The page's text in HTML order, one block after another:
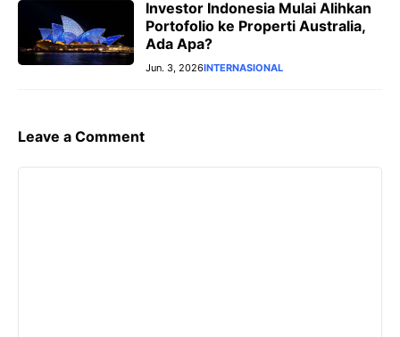
Investor Indonesia Mulai Alihkan
Portofolio ke Properti Australia,
Ada Apa?
Jun. 3, 2026INTERNASIONAL
Leave a Comment